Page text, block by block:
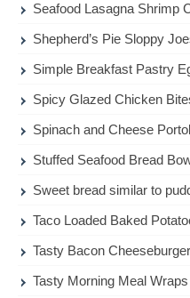
Seafood Lasagna Shrimp
Shepherd’s Pie Sloppy
Simple Breakfast Pastry
Spicy Glazed Chicken
Spinach and Cheese
Stuffed Seafood Bread
Sweet bread similar to
Taco Loaded Baked
Tasty Bacon
Tasty Morning Meal Wraps